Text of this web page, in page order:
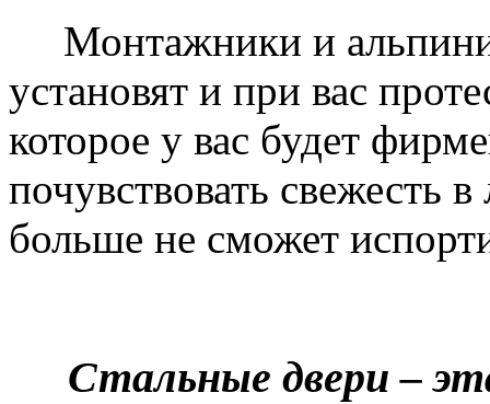
Монтажники и
установят и при вас
которое у вас будет
почувствовать свежесть
больше не сможет
Стальные двери –